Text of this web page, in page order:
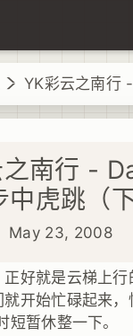
YK彩云之南行
南行 -
中虎跳（下
May 23, 2008
好就是云梯上行
开始忙碌起来，
短暂休整一下。